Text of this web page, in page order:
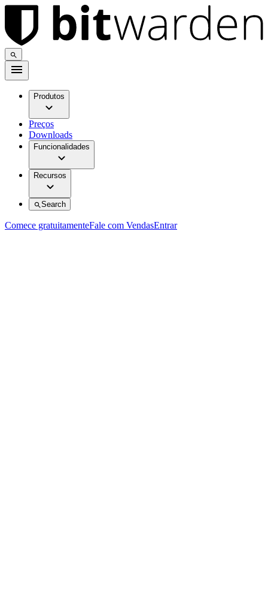
Produtos
Preços
Downloads
Funcionalidades
Recursos
Search
Comece gratuitamenteFale com VendasEntrar